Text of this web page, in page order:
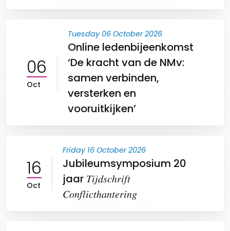
06
Oct
Tuesday 06 October 2026
Online ledenbijeenkomst
‘De kracht van de NMv:
samen verbinden,
versterken en
vooruitkijken’
16
Oct
Friday 16 October 2026
Jubileumsymposium 20
jaar 𝑇𝑖𝑗𝑑𝑠𝑐ℎ𝑟𝑖𝑓𝑡
𝐶𝑜𝑛𝑓𝑙𝑖𝑐𝑡ℎ𝑎𝑛𝑡𝑒𝑟𝑖𝑛𝑔